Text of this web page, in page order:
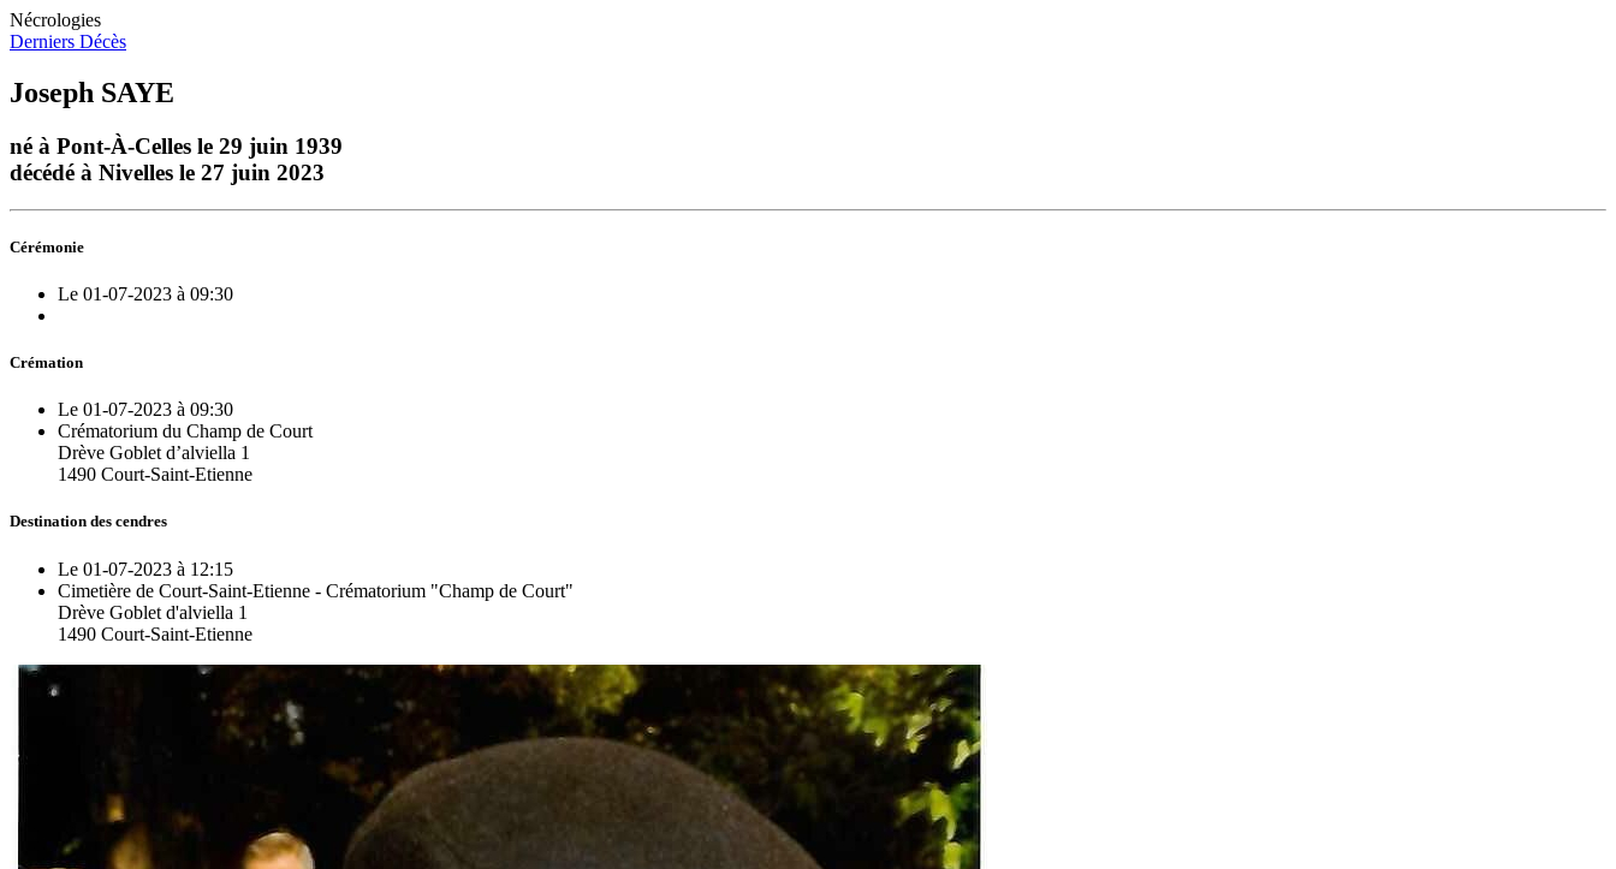
Nécrologies
Derniers Décès
Joseph SAYE
né à Pont-À-Celles le 29 juin 1939
décédé à Nivelles le 27 juin 2023
Cérémonie
Le 01-07-2023 à 09:30
Crémation
Le 01-07-2023 à 09:30
Crématorium du Champ de Court
Drève Goblet d’alviella 1
1490 Court-Saint-Etienne
Destination des cendres
Le 01-07-2023 à 12:15
Cimetière de Court-Saint-Etienne - Crématorium "Champ de Court"
Drève Goblet d'alviella 1
1490 Court-Saint-Etienne